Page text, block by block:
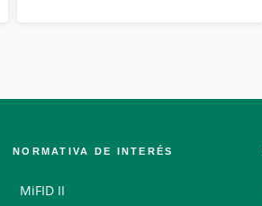
NORMATIVA DE INTERÉS
MiFID II